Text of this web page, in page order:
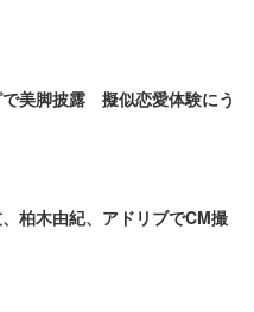
美脚披露 擬似恋愛体験にう
柏木由紀、アドリブでCM撮